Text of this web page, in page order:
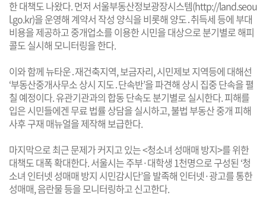
한 대책도 나왔다. 먼저 서울부동산정보광장시스템(http://land.seou
l.go.kr)을 운영해 계약서 작성 양식을 비롯해 양도․취득세 등에 부대
비용을 제공하고 중개업소를 이용한 시민을 대상으로 분기별로 해피
콜도 실시해 모니터링을 한다.
이와 함께 뉴타운․재건축지역, 보금자리, 시민제보 지역등에 대해선
‘부동산중개사무소 상시 지도․단속반’을 파견해 상시 집중 단속을 펼
칠 예정이다. 유관기관과의 합동 단속도 분기별로 실시한다. 피해를
입은 시민들에겐 무료 법률 상담을 실시하고, 불법 부동산 중개 피해
사후 구재 매뉴얼을 제작해 보급한다.
마지막으로 최근 문제가 커지고 있는 <청소녀 성매매 방지>를 위한
대책도 대폭 확대한다. 서울시는 주부·대학생 1천명으로 구성된 ‘청
소녀 인터넷 성매매 방지 시민감시단’을 발족해 인터넷·광고를 통한
성매매, 음란물 등을 모니터링하고 신고한다.